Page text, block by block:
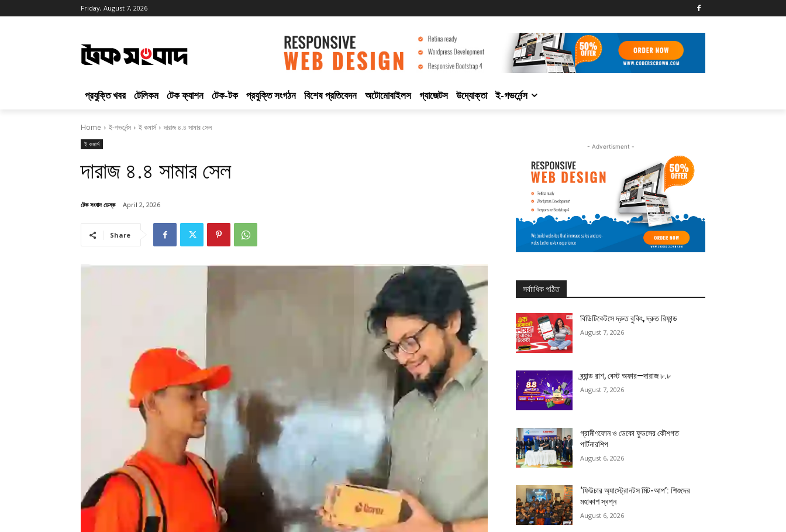
Friday, August 7, 2026
প্রযুক্তি খবর টেলিকম টেক ফ্যাশন টেক-টক প্রযুক্তি সংগঠন বিশেষ প্রতিবেদন অটোমোবাইলস গ্যাজেটস উদ্যোক্তা ই-গভর্নেন্স
Home ই-গভর্নেন্স ই কমার্স দারাজ ৪.৪ সামার সেল
ই কমার্স
দারাজ ৪.৪ সামার সেল
টেক সংবাদ ডেস্ক April 2, 2026
Share
- Advertisment -
সর্বাাধিক পঠিত
বিডিটিকেটসে দ্রুত বুকিং, দ্রুত রিফান্ড
August 7, 2026
ব্র্যান্ড রাশ, বেস্ট অফার—দারাজ ৮.৮
August 7, 2026
গ্রামীণফোন ও ডেকো ফুডসের কৌশগত
পার্টনারশিপ
August 6, 2026
‘ফিউচার অ্যাস্ট্রোনটস মিট-আপ’: শিশুদের
মহাকাশ স্বপ্ন
August 6, 2026